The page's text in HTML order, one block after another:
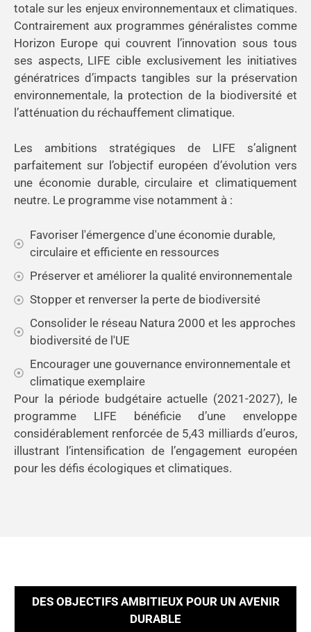
totale sur les enjeux environnementaux et climatiques.
Contrairement aux programmes généralistes comme
Horizon Europe qui couvrent l’innovation sous tous
ses aspects, LIFE cible exclusivement les initiatives
génératrices d’impacts tangibles sur la préservation
environnementale, la protection de la biodiversité et
l’atténuation du réchauffement climatique.
Les ambitions stratégiques de LIFE s’alignent
parfaitement sur l’objectif européen d’évolution vers
une économie durable, circulaire et climatiquement
neutre. Le programme vise notamment à :
Favoriser l'émergence d'une économie durable,
circulaire et efficiente en ressources
Préserver et améliorer la qualité environnementale
Stopper et renverser la perte de biodiversité
Consolider le réseau Natura 2000 et les approches
biodiversité de l'UE
Encourager une gouvernance environnementale et
climatique exemplaire
Pour la période budgétaire actuelle (2021-2027), le
programme LIFE bénéficie d’une enveloppe
considérablement renforcée de 5,43 milliards d’euros,
illustrant l’intensification de l’engagement européen
pour les défis écologiques et climatiques.
DES OBJECTIFS AMBITIEUX POUR UN AVENIR
DURABLE